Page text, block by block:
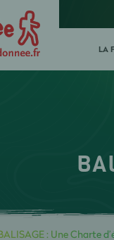
LA
: Une Charte